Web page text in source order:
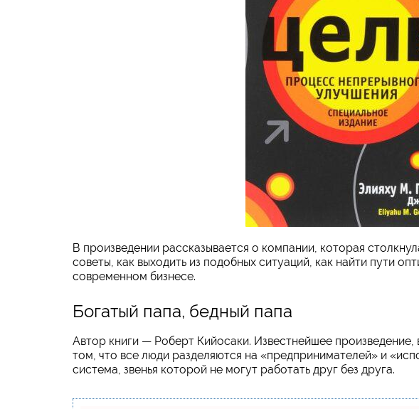
В произведении рассказывается о компании, которая
советы, как выходить из подобных ситуаций, как найти пути
современном бизнесе.
Богатый папа, бедный папа
Автор книги — Роберт Кийосаки. Известнейшее
том, что все люди разделяются на «предпринимателей» и
система, звенья которой не могут работать друг без друга.